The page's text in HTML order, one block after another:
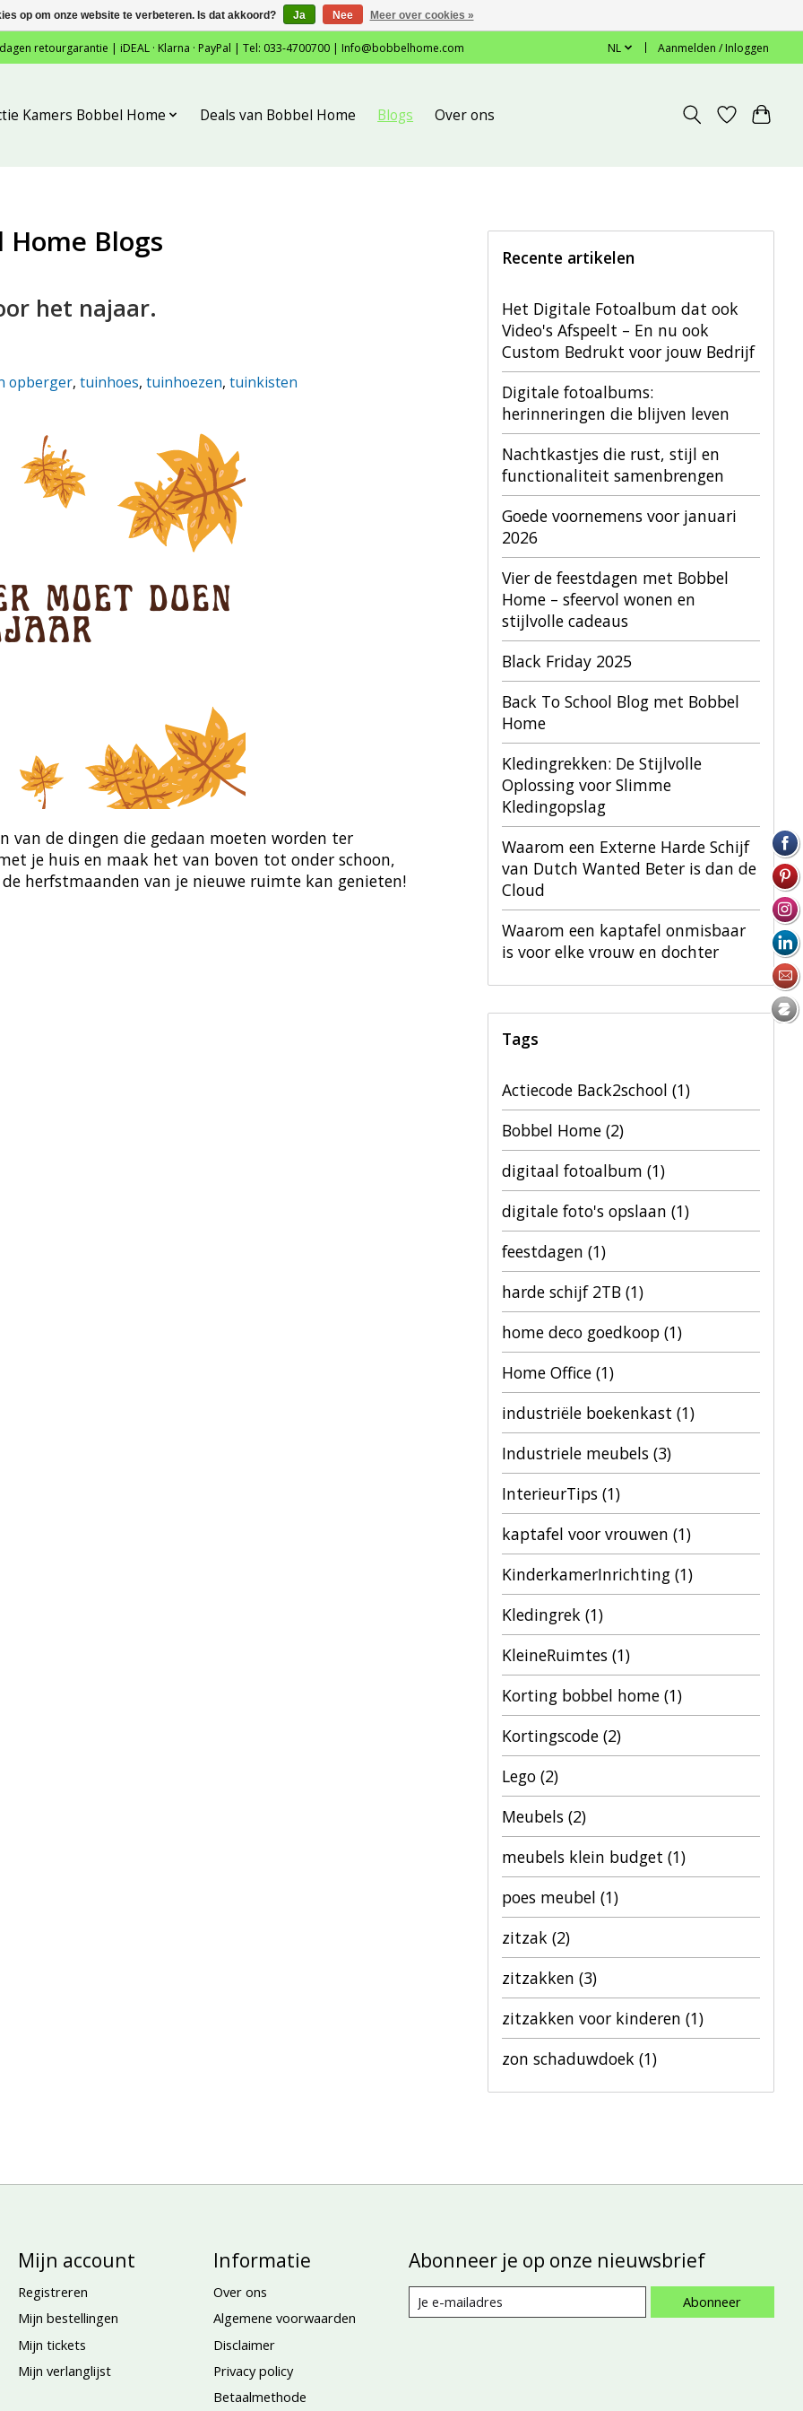
retourgarantie | iDEAL · Klarna · PayPal | Tel: 033-4700700 | Info@bobbelhome.com NL Aanmelden / Inloggen
Kamers Bobbel Home Deals van Bobbel Home Blogs Over ons
Home Blogs
het najaar.
opberger, tuinhoes, tuinhoezen, tuinkisten
van de dingen die gedaan moeten worden ter
je huis en maak het van boven tot onder schoon,
herfstmaanden van je nieuwe ruimte kan genieten!
Recente artikelen
Het Digitale Fotoalbum dat ook
Video's Afspeelt – En nu ook
Custom Bedrukt voor jouw Bedrijf
Digitale fotoalbums:
herinneringen die blijven leven
Nachtkastjes die rust, stijl en
functionaliteit samenbrengen
Goede voornemens voor januari
2026
Vier de feestdagen met Bobbel
Home – sfeervol wonen en
stijlvolle cadeaus
Black Friday 2025
Back To School Blog met Bobbel
Home
Kledingrekken: De Stijlvolle
Oplossing voor Slimme
Kledingopslag
Waarom een Externe Harde Schijf
van Dutch Wanted Beter is dan de
Cloud
Waarom een kaptafel onmisbaar
is voor elke vrouw en dochter
Tags
Actiecode Back2school (1)
Bobbel Home (2)
digitaal fotoalbum (1)
digitale foto's opslaan (1)
feestdagen (1)
harde schijf 2TB (1)
home deco goedkoop (1)
Home Office (1)
industriële boekenkast (1)
Industriele meubels (3)
InterieurTips (1)
kaptafel voor vrouwen (1)
KinderkamerInrichting (1)
Kledingrek (1)
KleineRuimtes (1)
Korting bobbel home (1)
Kortingscode (2)
Lego (2)
Meubels (2)
meubels klein budget (1)
poes meubel (1)
zitzak (2)
zitzakken (3)
zitzakken voor kinderen (1)
zon schaduwdoek (1)
Mijn account
Registreren
Mijn bestellingen
Mijn tickets
Mijn verlanglijst
Informatie
Over ons
Algemene voorwaarden
Disclaimer
Privacy policy
Betaalmethode
Abonneer je op onze nieuwsbrief
Abonneer
op om onze website te verbeteren. Is dat akkoord? Ja Nee Meer over cookies »